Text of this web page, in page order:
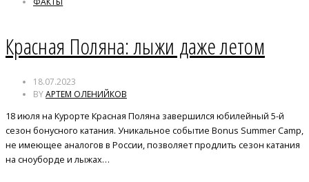
Красная Поляна: лыжи даже летом
18.07.2023
BYАРТЕМ ОЛЕНИЙКОВ
18 июля на Курорте Красная Поляна завершился юбилейный 5-й
сезон бонусного катания. Уникальное событие Bonus Summer Camp,
не имеющее аналогов в России, позволяет продлить сезон катания
на сноуборде и лыжах…